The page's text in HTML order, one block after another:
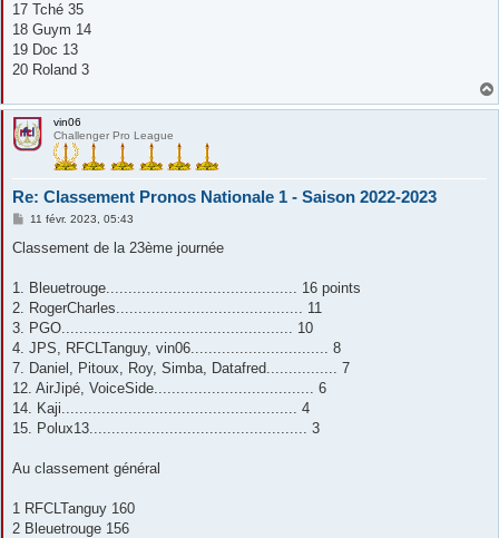
17 Tché 35
18 Guym 14
19 Doc 13
20 Roland 3
vin06
Challenger Pro League
Re: Classement Pronos Nationale 1 - Saison 2022-2023
M
s
g
11 févr. 2023, 05:43
Classement de la 23ème journée
1. Bleuetrouge........................................... 16 points
2. RogerCharles.......................................... 11
3. PGO.................................................... 10
4. JPS, RFCLTanguy, vin06............................... 8
7. Daniel, Pitoux, Roy, Simba, Datafred................ 7
12. AirJipé, VoiceSide.................................... 6
14. Kaji..................................................... 4
15. Polux13................................................. 3
Au classement général
1 RFCLTanguy 160
2 Bleuetrouge 156